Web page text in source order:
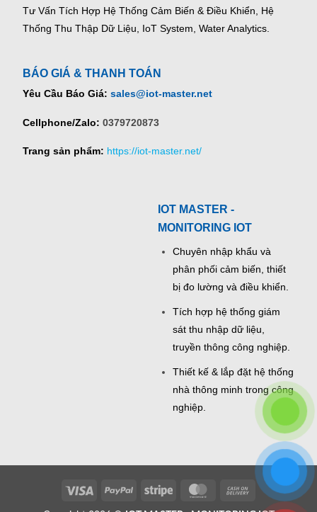
Tư Vấn Tích Hợp Hệ Thống Cảm Biến & Điều Khiển, Hệ
Thống Thu Thập Dữ Liệu, IoT System, Water Analytics.
BÁO GIÁ & THANH TOÁN
Yêu Cầu Báo Giá: sales@iot-master.net
Cellphone/Zalo: 0379720873
Trang sản phẩm: https://iot-master.net/
IOT MASTER -
MONITORING IOT
Chuyên nhập khẩu và
phân phối cảm biến, thiết
bị đo lường và điều khiển.
Tích hợp hệ thống giám
sát thu nhập dữ liệu,
truyền thông công nghiệp.
Thiết kế & lắp đặt hệ thống
nhà thông minh trong công
nghiệp.
Visa PayPal Stripe MasterCardCash